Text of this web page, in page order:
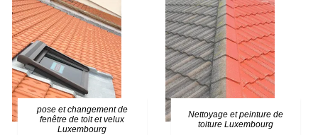
pose et changement de
fenêtre de toit et velux
Luxembourg
Nettoyage et peinture de
toiture Luxembourg